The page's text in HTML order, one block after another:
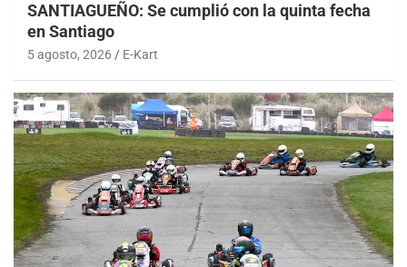
SANTIAGUEÑO: Se cumplió con la quinta fecha
en Santiago
5 agosto, 2026 E-Kart